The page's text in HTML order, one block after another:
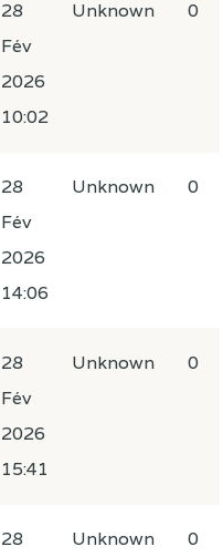
28
Fév
2026
10:02
Unknown 0
28
Fév
2026
14:06
Unknown 0
28
Fév
2026
15:41
Unknown 0
28
Unknown 0